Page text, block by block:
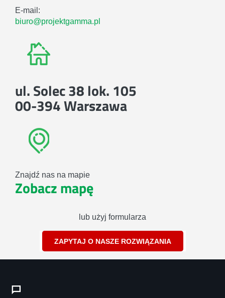
E-mail:
biuro@projektgamma.pl
ul. Solec 38 lok. 105
00-394 Warszawa
Znajdź nas na mapie
Zobacz mapę
lub użyj formularza
ZAPYTAJ O NASZE ROZWIĄZANIA